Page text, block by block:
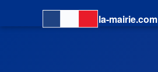
la-mairie.com